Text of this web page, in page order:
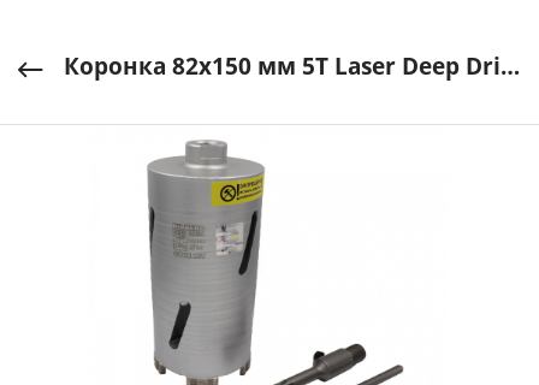
Коронка 82х150 мм 5Т Laser Deep Drill HD382 Hilberg арт. 311082